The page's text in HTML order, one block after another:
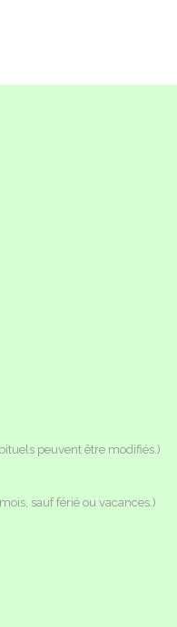
peuvent être modifiés.)
sauf férié ou vacances.)